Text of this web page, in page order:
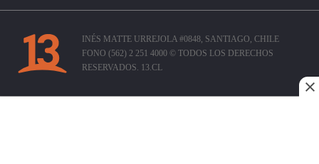
INÉS MATTE URREJOLA #0848, SANTIAGO, CHILE
FONO (562) 2 251 4000 © TODOS LOS DERECHOS
RESERVADOS. 13.CL